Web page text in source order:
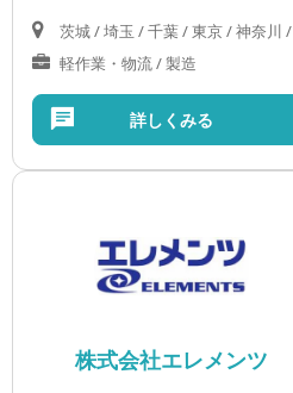
茨城 / 埼玉 / 千葉 / 東京 / 神奈川 / 岐阜 / 静岡 / 愛知 / 三重 / 滋賀 / 京都 / 大阪 / 兵庫 / 奈良 / 和歌山 / 岡山 / 広島 / 山口
軽作業・物流 / 製造
詳しくみる
株式会社エレメンツ